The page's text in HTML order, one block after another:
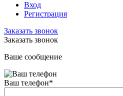
Вход
Регистрация
Заказать звонок
Заказать звонок
Ваше сообщение
Ваш телефон*